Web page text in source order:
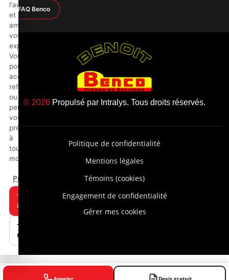
FAQ Benco
© 2026 Propulsé par Intralys. Tous droits réservés.
Politique de confidentialité
Mentions légales
Témoins (cookies)
Engagement de confidentialité
Gérer mes cookies
l'audience
et
améliorer
votre
expérience.
Vous
pouvez
accepter,
refuser
ou
personnaliser
vos
préférences
à
tout
moment.
Personnaliser
Tout
refuser
Tout
accepter
Appeler Devis gratuit